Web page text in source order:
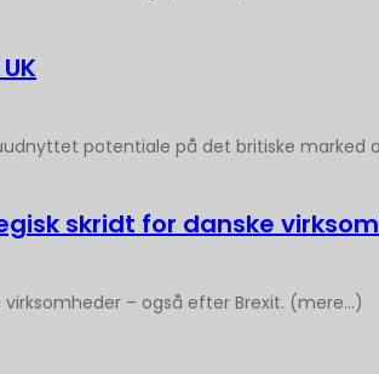
potentiale på det britiske marked
skridt for danske
– også efter Brexit. (mere…)